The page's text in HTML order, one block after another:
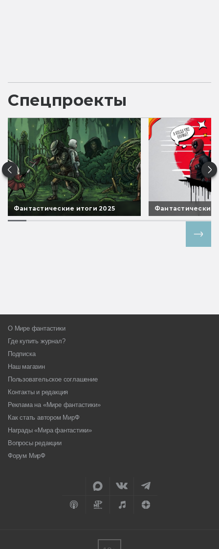
Спецпроекты
Фантастические итоги 2025 Фантастические
О Мире фантастики
Где купить журнал?
Подписка
Наш магазин
Пользовательское соглашение
Контакты и редакция
Реклама на «Мире фантастики»
Как стать автором МирФ
Награды «Мира фантастики»
Вопросы редакции
Форум МирФ